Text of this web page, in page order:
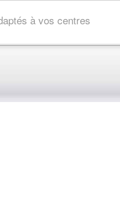
à vos centres